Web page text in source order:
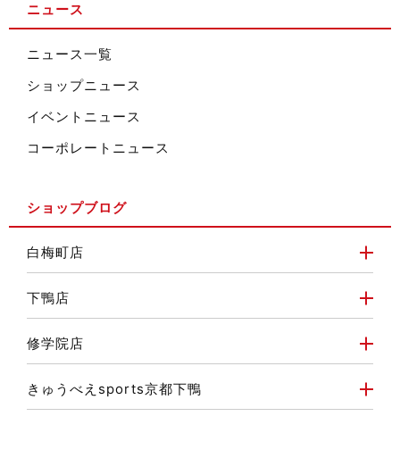
ニュース
ニュース一覧
ショップニュース
イベントニュース
コーポレートニュース
ショップブログ
白梅町店
下鴨店
修学院店
きゅうべえsports京都下鴨